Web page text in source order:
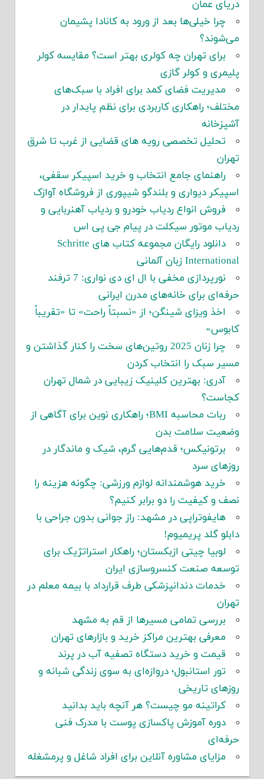
دریای عمان
چرا خیلی‌ها بعد از ورود به کانادا پشیمان
می‌شوند؟
برای تهران چه کولری بهتر است؟ مقایسه کولر
پلیمری و کولر گازی
مدیریت فضای کمد برای افراد با سبک‌های
مختلف؛ راهکاری کاربردی برای نظم پایدار در
آشپزخانه
تحلیل تخصصی رویه های قضایی از غرب تا شرق
تهران
راهنمای جامع انتخاب و خرید اسپیکر سقفی،
اسپیکر دیواری و بلندگو شیپوری از فروشگاه آوازک
فروش انواع ردیاب خودرو و ردیاب آهنربایی و
ردیاب موتور سیکلت در پیام جی پی اس
دانلود رایگان مجموعه کتاب های Schritte
International زبان آلمانی
نورپردازی مخفی با ال ای دی نواری: 7 ترفند
حرفه‌ای برای خانه‌های مدرن ایرانی
اخذ ویزای شینگن؛ از «نسبتاً راحت» تا «تقریباً
کابوس»
چرا زنان 2025 روتین‌های سخت را کنار گذاشتن و
مسیر سبک را انتخاب کردن
آدری: بهترین کلینیک زیبایی در شمال تهران
کجاست؟
ربات محاسبه BMI؛ راهکاری نوین برای آگاهی از
وضعیت سلامت بدن
برتونیکس؛ قدم‌هایی گرم، شیک و ماندگار در
روزهای سرد
خرید هوشمندانه لوازم ورزشی: چگونه هزینه را
نصف و کیفیت را دو برابر کنیم؟
هایفوتراپی در مشهد: راز جوانی بدون جراحی با
دابلو گلد پریمیوم!
لوبیا چیتی ازبکستان؛ راهکار استراتژیک برای
توسعه صنعت کنسروسازی ایران
خدمات دندانپزشکی طرف قرارداد با بیمه معلم در
تهران
بررسی تمامی مسیرها از قم به مشهد
معرفی بهترین مراکز خرید و بازارهای تهران
قیمت و خرید دستگاه تصفیه آب در پرند
تور استانبول؛ دروازه‌ای به سوی زندگی شبانه و
روزهای تاریخی
کراتینه مو چیست؟ هر آنچه باید بدانید
دوره آموزش پاکسازی پوست با مدرک فنی
حرفه‌ای
مزایای مشاوره آنلاین برای افراد شاغل و پرمشغله